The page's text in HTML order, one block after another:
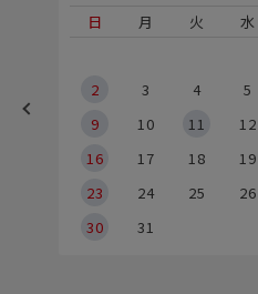
日
月 火 水
2
3 4 5
9
10 11 12
16
17 18 19
23
24 25 26
30
31